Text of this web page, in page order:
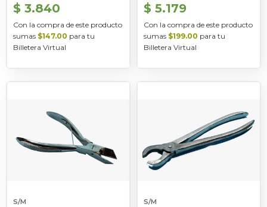
$ 3.840
Con la compra de este producto
sumas $147.00 para tu
Billetera Virtual
$ 5.179
Con la compra de este producto
sumas $199.00 para tu
Billetera Virtual
S/M S/M